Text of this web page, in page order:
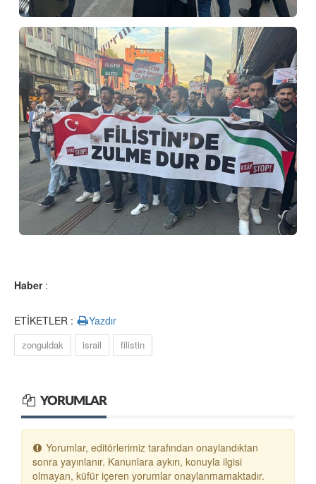
Haber:
ETİKETLER : Yazdır
zonguldak israil filistin
YORUMLAR
Yorumlar, editörlerimiz tarafından onaylandıktan
sonra yayınlanır. Kanunlara aykırı, konuyla ilgisi
olmayan, küfür içeren yorumlar onaylanmamaktadır.